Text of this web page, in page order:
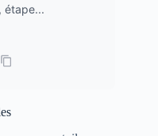
étape...